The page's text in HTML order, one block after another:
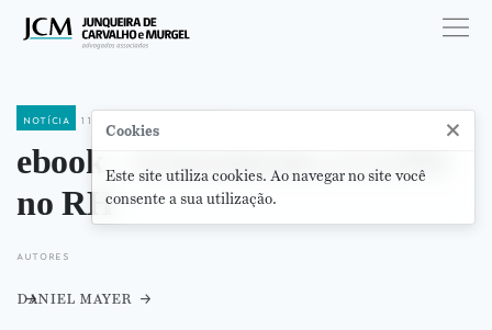
notícia 11 de setembro de 2024
ebook – Entendendo a LGPD
no RH
autores
daniel mayer
Cookies ×
Este site utiliza cookies. Ao navegar no site você
consente a sua utilização.